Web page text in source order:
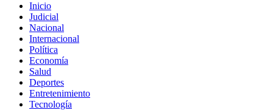
Inicio
Judicial
Nacional
Internacional
Política
Economía
Salud
Deportes
Entretenimiento
Tecnología